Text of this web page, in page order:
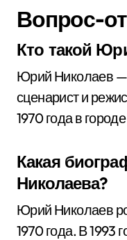
Вопрос-
Кто такой
Юрий Николаев —
сценарист и
1970 года в
Какая
Николаева?
Юрий Николаев
1970 года. В 1993